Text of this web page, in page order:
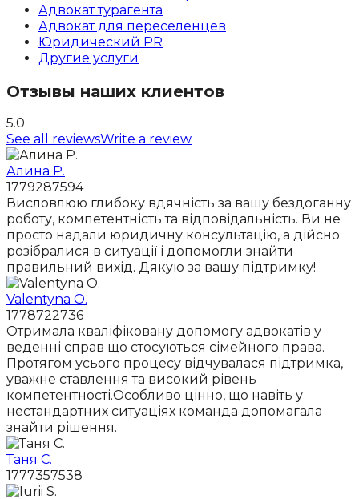
Адвокат турагента
Адвокат для переселенцев
Юридический PR
Другие услуги
Отзывы наших клиентов
5.0
See all reviewsWrite a review
Алина Р.
1779287594
Висловлюю глибоку вдячність за вашу бездоганну
роботу, компетентність та відповідальність. Ви не
просто надали юридичну консультацію, а дійсно
розібралися в ситуації і допомогли знайти
правильний вихід. Дякую за вашу підтримку!
Valentyna O.
1778722736
Отримала кваліфіковану допомогу адвокатів у
веденні справ що стосуються сімейного права.
Протягом усього процесу відчувалася підтримка,
уважне ставлення та високий рівень
компетентності.Особливо цінно, що навіть у
нестандартних ситуаціях команда допомагала
знайти рішення.
Таня С.
1777357538